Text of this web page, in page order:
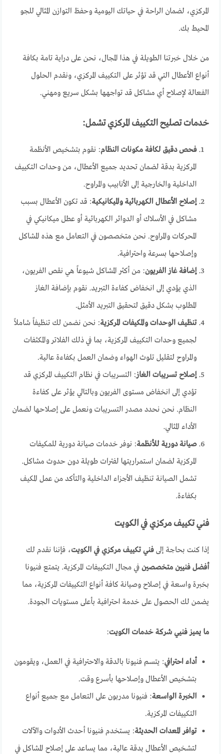
المركزي، لضمان الراحة في حياتك اليومية وحفظ التوازن المثالي للجو
المحيط بك.
من خلال خبرتنا الطويلة في هذا المجال، نحن على دراية تامة بكافة
أنواع الأعطال التي قد تؤثر على التكييف المركزي، ونقدم الحلول
الفعالة لإصلاح أي مشاكل قد تواجهها بشكل سريع ومهني.
خدمات تصليح التكييف المركزي تشمل:
فحص دقيق لكافة مكونات النظام: نقوم بتشخيص الأنظمة
المركزية بدقة لضمان تحديد جميع الأعطال، من وحدات التكييف
الداخلية والخارجية إلى الأنابيب والمراوح.
إصلاح الأعطال الكهربائية والميكانيكية: قد تكون الأعطال بسبب
مشاكل في الأسلاك أو الدوائر الكهربائية أو عطل ميكانيكي في
المحركات والمراوح. نحن متخصصون في التعامل مع هذه المشاكل
وإصلاحها بسرعة واحترافية.
إضافة غاز الفريون: من أكثر المشاكل شيوعاً هي نقص الفريون،
الذي يؤدي إلى انخفاض كفاءة التبريد. نقوم بإضافة الغاز
المطلوب بشكل دقيق لتحقيق التبريد الأمثل.
تنظيف الوحدات والمكيفات المركزية: نحن نضمن لك تنظيفاً شاملاً
لجميع وحدات التكييف المركزية، بما في ذلك الفلاتر والمكثفات
والمراوح لتقليل تلوث الهواء وضمان العمل بكفاءة عالية.
إصلاح تسريبات الغاز: التسريبات في نظام التكييف المركزي قد
تؤدي إلى انخفاض مستوى الفريون وبالتالي يؤثر على كفاءة
النظام. نحن نحدد مصدر التسريبات ونعمل على إصلاحها لضمان
الأداء المثالي.
صيانة دورية للأنظمة: نوفر خدمات صيانة دورية للمكيفات
المركزية لضمان استمراريتها لفترات طويلة دون حدوث مشاكل.
تشمل الصيانة تنظيف الأجزاء الداخلية والتأكد من عمل المكيف
بكفاءة.
فني تكييف مركزي في الكويت
إذا كنت بحاجة إلىفني تكييف مركزي في الكويت، فإننا نقدم لك
أفضل فنيين متخصصين في مجال التكييفات المركزية. يتمتع فنيونا
بخبرة واسعة في إصلاح وصيانة كافة أنواع التكييفات المركزية، مما
يضمن لك الحصول على خدمة احترافية بأعلى مستويات الجودة.
ما يميز فنيي شركة خدمات الكويت:
أداء احترافي: يتسم فنيونا بالدقة والاحترافية في العمل، ويقومون
بتشخيص الأعطال وإصلاحها بأسرع وقت.
الخبرة الواسعة: فنيونا مدربون على التعامل مع جميع أنواع
التكييفات المركزية.
توافر المعدات الحديثة: يستخدم فنيونا أحدث الأدوات والآلات
لتشخيص الأعطال بدقة عالية، مما يساعد على إصلاح المشاكل في